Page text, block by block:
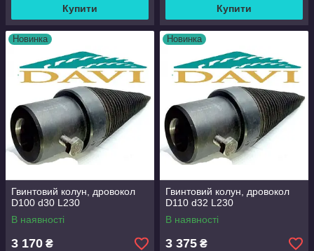
Купити Купити
Новинка
Гвинтовий колун, дровокол
D100 d30 L230
В наявності
3 170 ₴
Новинка
Гвинтовий колун, дровокол
D110 d32 L230
В наявності
3 375 ₴